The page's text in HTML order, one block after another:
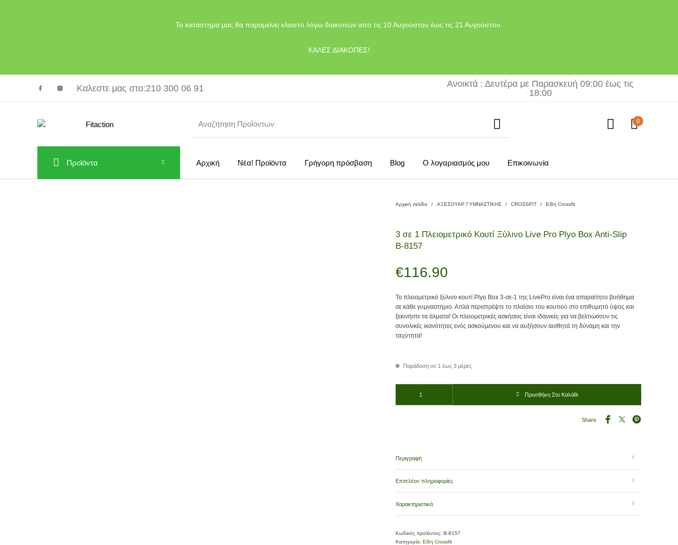
Το κατάστημα μας θα παραμείνει κλειστό λόγω διακοπών από τις 10 Αυγούστου έως τις 21 Αυγούστου.
ΚΑΛΕΣ ΔΙΑΚΟΠΕΣ!
Καλεστε μας στο:210 300 06 91
Ανοικτά : Δευτέρα με Παρασκευή 09:00 έως τις
18:00
0
Αρχική Νέα! Προϊόντα Γρήγορη πρόσβαση Blog Ο λογαριασμός μου Επικοινωνία
Προϊόντα
Αρχική σελίδα / ΑΞΕΣΟΥΑΡ ΓΥΜΝΑΣΤΙΚΗΣ / CROSSFIT / Είδη Crossfit
3 σε 1 Πλειομετρικό Κουτί Ξύλινο Live Pro Plyo Box Anti-Slip
Β-8157
€116.90
Το πλειομετρικό ξύλινο κουτί Plyo Box 3-σε-1 της LivePro είναι ένα απαραίτητο βοήθημα
σε κάθε γυμναστήριο. Απλά περιστρέψτε το πλαίσιο του κουτιού στο επιθυμητό ύψος και
ξεκινήστε τα άλματα! Οι πλειομετρικές ασκήσεις είναι ιδανικές για να βελτιώσουν τις
συνολικές ικανότητες ενός ασκούμενου και να αυξήσουν αισθητά τη δύναμη και την
ταχύτητα!
Παράδοση σε 1 έως 3 μέρες
Προσθήκη Στο Καλάθι
Share
Περιγραφή
Επιπλέον πληροφορίες
Χαρακτηριστικά
Κωδικός προϊόντος: Β-8157
Κατηγορία: Είδη Crossfit